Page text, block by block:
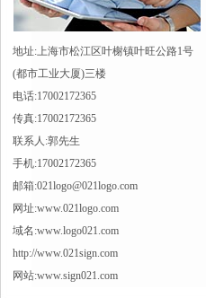
地址:上海市松江区叶榭镇叶旺公路1号
(都市工业大厦)三楼
电话:17002172365
传真:17002172365
联系人:郭先生
手机:17002172365
邮箱:021logo@021logo.com
网址:www.021logo.com
域名:www.logo021.com
http://www.021sign.com
网站:www.sign021.com